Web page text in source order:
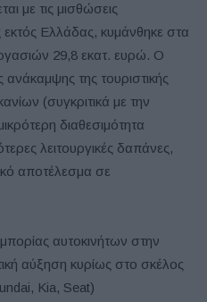
με τις μισθώσεις
εκτός Ελλάδας, κυμάνθηκε στα
29,8 εκατ. ευρώ. Ο
της τουριστικής
(συγκριτικά με την
διαθεσιμότητα
λειτουργικές δαπάνες,
αποτέλεσμα σε
αυτοκινήτων στην
αύξηση κυρίως στο σκέλος
Kia, Seat)